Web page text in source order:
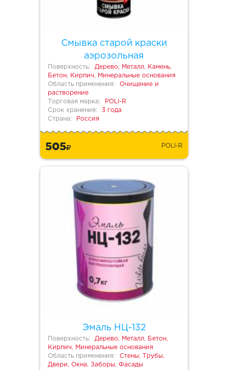
Смывка старой краски
аэрозольная
Поверхность:
Дерево, Металл, Камень,
Бетон, Кирпич, Минеральные основания
Область применения:
Очищение и
растворение
Торговая марка:
POLI-R
Срок хранения:
3 года
Страна:
Россия
505 POLI-R
Эмаль НЦ-132
Поверхность:
Дерево, Металл, Бетон,
Кирпич, Минеральные основания
Область применения:
Стены, Трубы,
Двери, Окна, Заборы, Фасады